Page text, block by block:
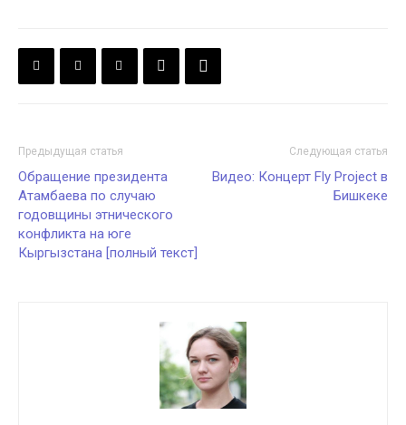
Предыдущая статья
Обращение президента
Атамбаева по случаю
годовщины этнического
конфликта на юге
Кыргызстана [полный текст]
Следующая статья
Видео: Концерт Fly Project в
Бишкеке